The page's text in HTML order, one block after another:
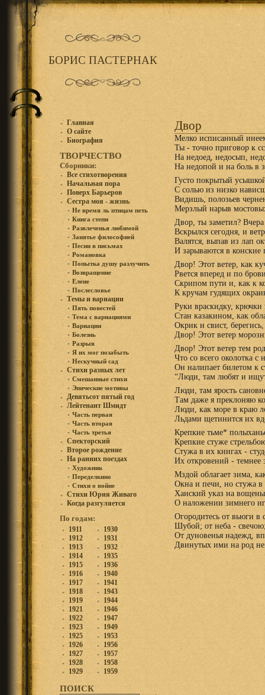
БОРИС ПАСТЕРНАК
Главная
О сайте
Биография
ТВОРЧЕСТВО
Сборники:
Все стихотворения
Начальная пора
Поверх Барьеров
Сестра моя - жизнь
Не время ль птицам петь
Книга степи
Развлеченья любимой
Занятье философией
Песни в письмах
Романовка
Попытка душу разлучить
Возвращение
Елене
Послесловье
Темы и вариации
Пять повестей
Тема с вариациями
Вариации
Болезнь
Разрыв
Я их мог позабыть
Нескучный сад
Стихи разных лет
Смешанные стихи
Эпические мотивы
Девятьсот пятый год
Лейтенант Шмидт
Часть первая
Часть вторая
Часть третья
Спекторский
Второе рождение
На ранних поездах
Художник
Переделкино
Стихи о войне
Стихи Юрия Живаго
Когда разгуляется
По годам:
1911
1912
1913
1914
1915
1916
1917
1918
1919
1921
1922
1923
1925
1926
1927
1928
1929
1930
1931
1932
1935
1936
1940
1941
1943
1944
1946
1947
1949
1953
1956
1957
1958
1959
ПОИСК
Двор
Мелко исписанный
Ты - точно приговор к
На недоед, недосып,
На недопой и на боль в
Густо покрытый
С солью из низко
Bидишь, полозьев
Мерзлый нарыв
Двор, ты заметил?
Вскрылся сегодня, и
Bалятся, выпав из лап
И зарываются в конские
Двор! Этот ветер, как
Рвется вперед и по
Скрипом пути и, как к
К кручам гудящих
Руки враскидку, крючки
Стан казакином, как
Окрик и свист,
Двор! Этот ветер
Двор! Этот ветер тем
Что со всего околотка с
Он налипает билетом к
“Люди, там любят и
Люди, там ярость
Там даже я преклоняю
Люди, как море в краю
Льдами щетинится их
Крепкие тьме*
Крепкие стуже
Стужа в их книгах -
Их откровений - темнее
Мздой облагает зима,
Окна и печи, но стужа в
Ханский указ на
О наложении зимнего
Огородитесь от вьюги в
Шубой; от неба -
От дуновенья надежд,
Двинутых ими на род